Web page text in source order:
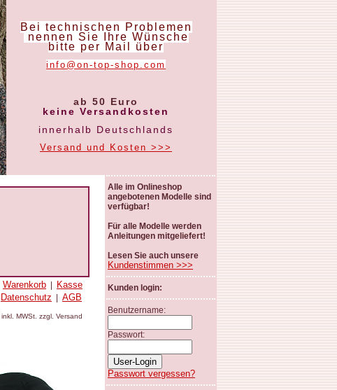
Bei technischen Problemen
nennen Sie Ihre Wünsche
bitte per Mail über
info@on-top-shop.com
ab 50 Euro
keine Versandkosten
innerhalb Deutschlands
Versand und Kosten >>>
Warenkorb
Kasse
Datenschutz AGB
inkl. MWSt. zzgl. Versand
Alle im Onlineshop
angebotenen Modelle sind
verfügbar!
Für alle Modelle werden
Anleitungen mitgeliefert!
Lesen Sie auch unsere
Kundenstimmen >>>
Kunden login:
Benutzername:
Passwort:
Passwort vergessen?